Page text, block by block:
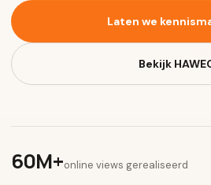
Laten we
Bekijk
60M+online views gerealiseerd